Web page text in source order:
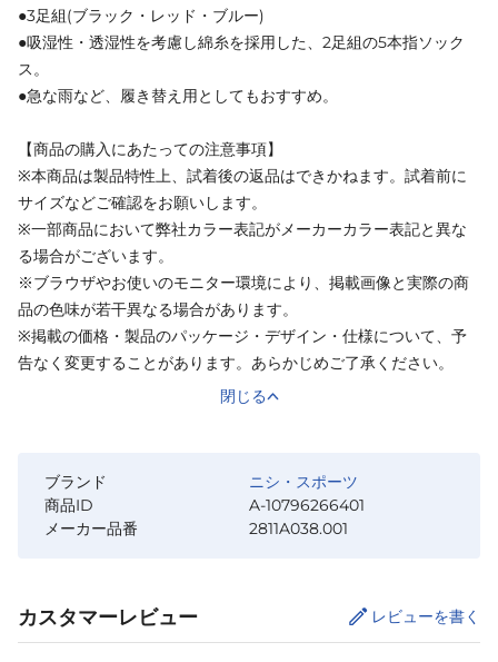
●3足組(ブラック・レッド・ブルー)
●吸湿性・透湿性を考慮し綿糸を採用した、2足組の5本指ソック
ス。
●急な雨など、履き替え用としてもおすすめ。
【商品の購入にあたっての注意事項】
※本商品は製品特性上、試着後の返品はできかねます。試着前に
サイズなどご確認をお願いします。
※一部商品において弊社カラー表記がメーカーカラー表記と異な
る場合がございます。
※ブラウザやお使いのモニター環境により、掲載画像と実際の商
品の色味が若干異なる場合があります。
※掲載の価格・製品のパッケージ・デザイン・仕様について、予
告なく変更することがあります。あらかじめご了承ください。
閉じる
ブランド
ニシ・スポーツ
商品ID
A-10796266401
メーカー品番
2811A038.001
カスタマーレビュー レビューを書く